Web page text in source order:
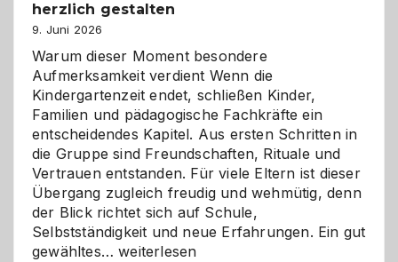
herzlich gestalten
9. Juni 2026
Warum dieser Moment besondere
Aufmerksamkeit verdient Wenn die
Kindergartenzeit endet, schließen Kinder,
Familien und pädagogische Fachkräfte ein
entscheidendes Kapitel. Aus ersten Schritten in
die Gruppe sind Freundschaften, Rituale und
Vertrauen entstanden. Für viele Eltern ist dieser
Übergang zugleich freudig und wehmütig, denn
der Blick richtet sich auf Schule,
Selbstständigkeit und neue Erfahrungen. Ein gut
gewähltes…Abschied
weiterlesen